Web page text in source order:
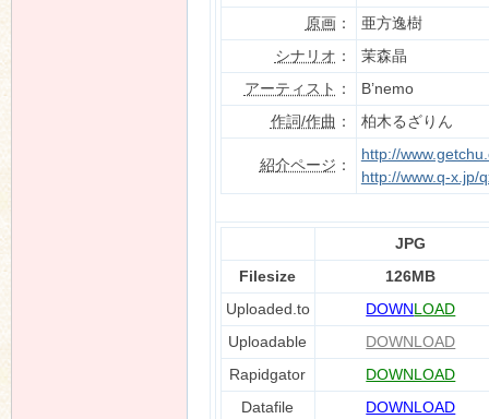
原画：
亜方逸樹
シナリオ ：
茉森晶
アーティスト ：
B’nemo
作詞/作曲 ： 柏木るざりん
紹介ページ ：
http://
http://www.q-x.jp/
JPG
Filesize
126MB
Uploaded.to
DOWNLOAD
Uploadable
DOWNLOAD
Rapidgator
DOWNLOAD
Datafile
DOWNLOAD